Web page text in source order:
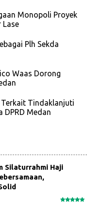
Monopoli Proyek
Lase
Plh Sekda
Waas Dorong
Terkait Tindaklanjuti
DPRD Medan
Silaturrahmi Haji